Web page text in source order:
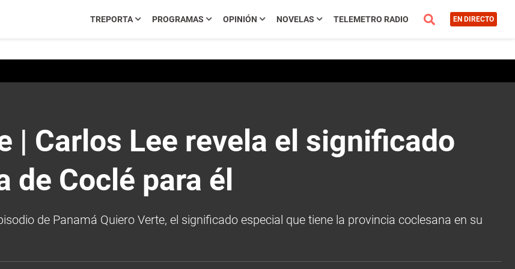
TREPORTA PROGRAMAS OPINIÓN NOVELAS TELEMETRO RADIO EN DIRECTO
| Carlos Lee revela el significado
Coclé para él
de Panamá Quiero Verte, el significado especial que tiene la provincia coclesana en su